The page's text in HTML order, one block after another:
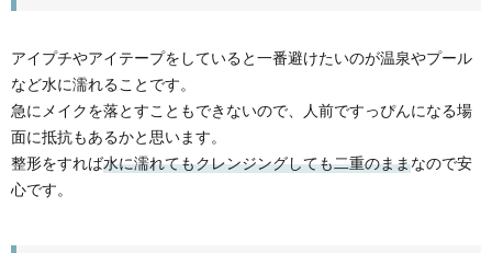
アイプチやアイテープをしていると一番避けたいのが温泉やプール
など水に濡れることです。
急にメイクを落とすこともできないので、人前ですっぴんになる場
面に抵抗もあるかと思います。
整形をすれば水に濡れてもクレンジングしても二重のままなので安
心です。